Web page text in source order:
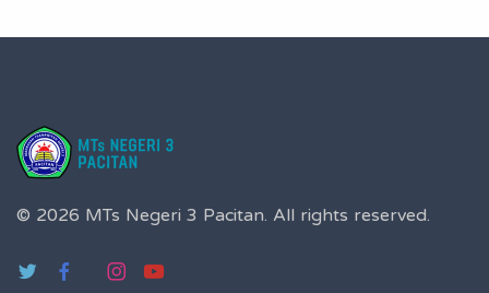
© 2026 MTs Negeri 3 Pacitan. All rights reserved.